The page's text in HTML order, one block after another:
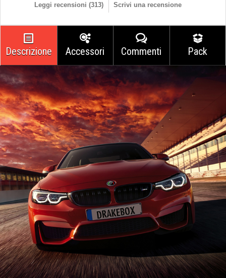
Leggi recensioni (313) Scrivi una recensione
Descrizione Accessori Commenti Pack